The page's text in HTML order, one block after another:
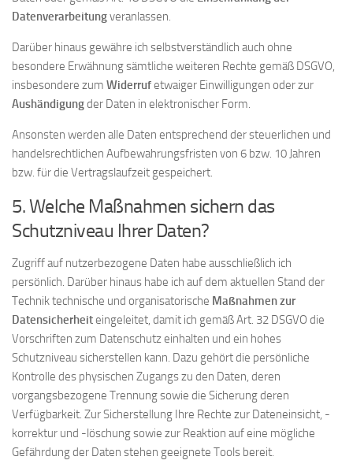
Datenverarbeitungveranlassen.
Darüber hinaus gewähre ich selbstverständlich auch ohne
besondere Erwähnung sämtliche weiteren Rechte gemäß DSGVO,
insbesondere zum Widerrufetwaiger Einwilligungen oder zur
Aushändigungder Daten in elektronischer Form.
Ansonsten werden alle Daten entsprechend der steuerlichen und
handelsrechtlichen Aufbewahrungsfristen von 6 bzw. 10 Jahren
bzw. für die Vertragslaufzeit gespeichert.
5. Welche Maßnahmen sichern das
Schutzniveau Ihrer Daten?
Zugriff auf nutzerbezogene Daten habe ausschließlich ich
persönlich. Darüber hinaus habe ich auf dem aktuellen Stand der
Technik technische und organisatorische Maßnahmen zur
Datensicherheiteingeleitet, damit ich gemäß Art. 32 DSGVO die
Vorschriften zum Datenschutz einhalten und ein hohes
Schutzniveau sicherstellen kann. Dazu gehört die persönliche
Kontrolle des physischen Zugangs zu den Daten, deren
vorgangsbezogene Trennung sowie die Sicherung deren
Verfügbarkeit. Zur Sicherstellung Ihre Rechte zur Dateneinsicht, -
korrektur und -löschung sowie zur Reaktion auf eine mögliche
Gefährdung der Daten stehen geeignete Tools bereit.